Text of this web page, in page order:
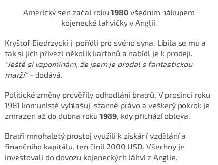
Americký sen začal roku 1980 všedním nákupem
kojenecké lahvičky v Anglii.
Kryštof Biedrzycki ji pořídli pro svého syna. Líbila se mu a
tak si jich přivezl několik kartonů a nabídl je k prodeji.
"Ještě si vzpomínám, že jsem je prodal s fantastickou
marží“- dodává.
Politické změny prověřily odhodlání bratrů. V prosinci roku
1981 komunisté vyhlašují stanné právo a veškerý pokrok je
zmrazen až do dubna roku 1989, kdy přichází obleva.
Bratři mnohaletý prostoj využili k získání vzdělání a
finančního kapitálu, ten činil 2000 USD. Všechny je
investovali do dovozu kojeneckých láhví z Anglie.